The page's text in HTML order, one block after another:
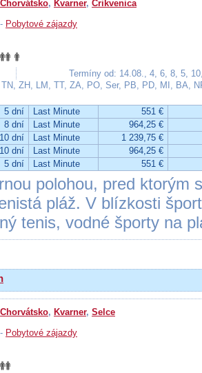
Chorvátsko, Kvarner, Crikvenica
- Pobytové zájazdy
Termíny od: 14.08., 4, 6, 8, 5,
ZH, LM, TT, ZA, PO, Ser, PB, PD, MI, BA,
5 dní Last Minute
551 €
8 dní Last Minute
964,25 €
10 dní Last Minute
1 239,75 €
10 dní Last Minute
964,25 €
5 dní Last Minute 551 €
polohou, pred ktorým
pláž. V blízkosti
tenis, vodné športy na
Chorvátsko, Kvarner, Selce
- Pobytové zájazdy